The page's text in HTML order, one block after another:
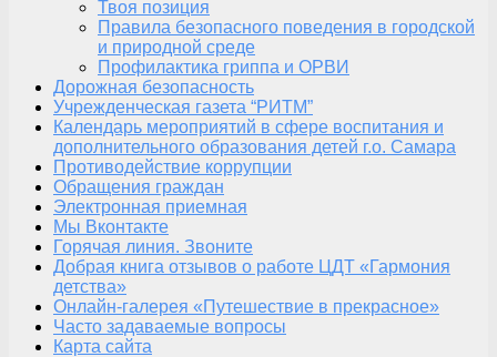
Твоя позиция
Правила безопасного поведения в городской
и природной среде
Профилактика гриппа и ОРВИ
Дорожная безопасность
Учрежденческая газета “РИТМ”
Календарь мероприятий в сфере воспитания и
дополнительного образования детей г.о. Самара
Противодействие коррупции
Обращения граждан
Электронная приемная
Мы Вконтакте
Горячая линия. Звоните
Добрая книга отзывов о работе ЦДТ «Гармония
детства»
Онлайн-галерея «Путешествие в прекрасное»
Часто задаваемые вопросы
Карта сайта